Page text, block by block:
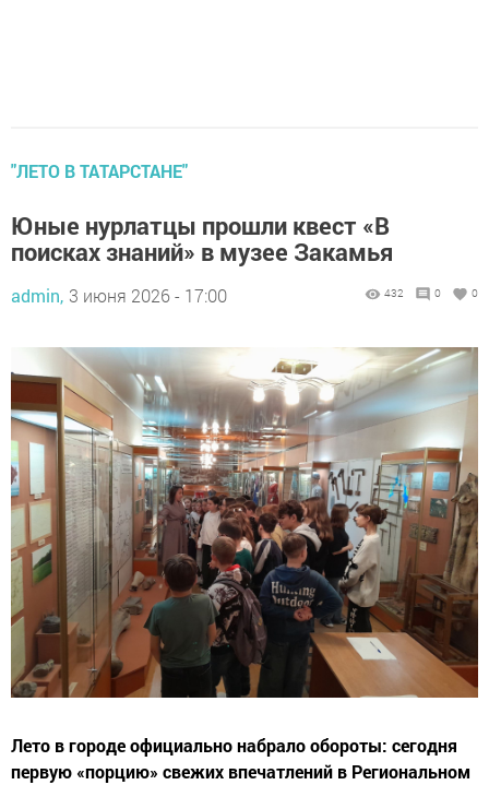
"ЛЕТО В ТАТАРСТАНЕ"
Юные нурлатцы прошли квест «В
поисках знаний» в музее Закамья
admin, 3 июня 2026 - 17:00 432 0 0
Лето в городе официально набрало обороты: сегодня
первую «порцию» свежих впечатлений в Региональном